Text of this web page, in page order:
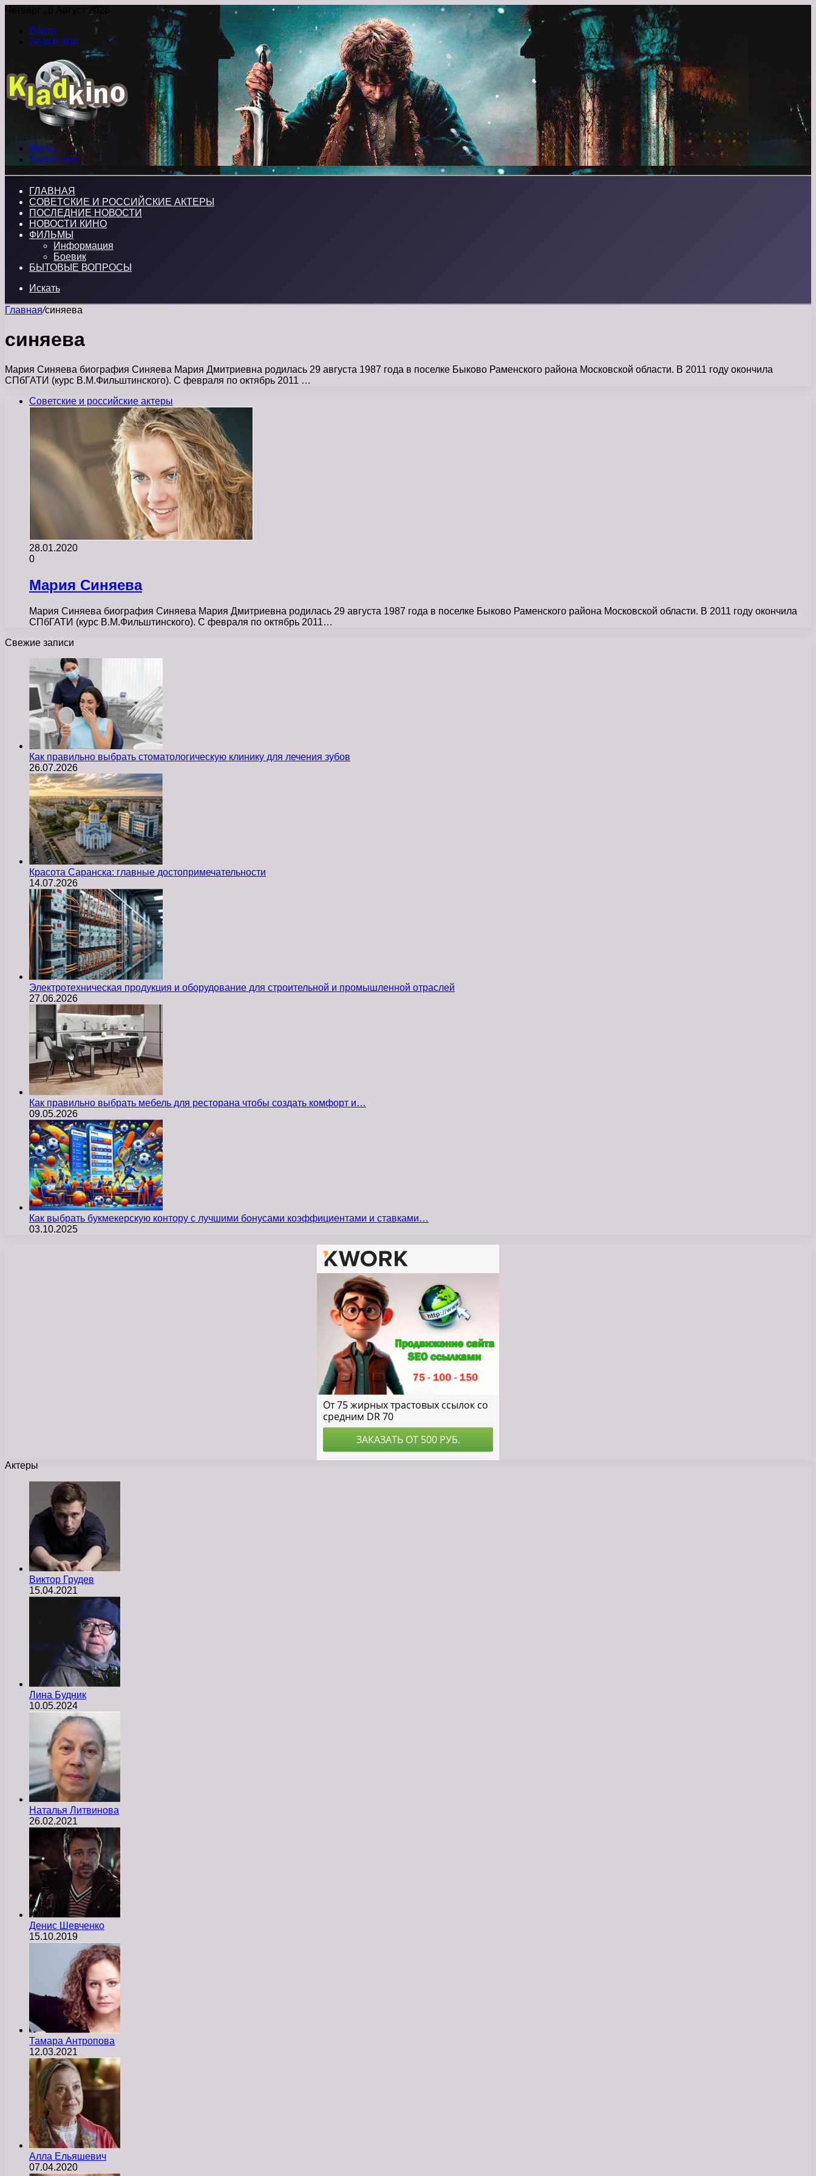
Четверг , 6 Август 2026
Войти
Switch skin
Меню
Switch skin
ГЛАВНАЯ
СОВЕТСКИЕ И РОССИЙСКИЕ АКТЕРЫ
ПОСЛЕДНИЕ НОВОСТИ
НОВОСТИ КИНО
ФИЛЬМЫ
Информация
Боевик
БЫТОВЫЕ ВОПРОСЫ
Искать
Главная/синяева
синяева
Мария Синяева биография Синяева Мария Дмитриевна родилась 29 августа 1987 года в поселке Быково Раменского района Московской области. В 2011 году окончила
СПбГАТИ (курс В.М.Фильштинского). С февраля по октябрь 2011 …
Советские и российские актеры
28.01.2020
0
Мария Синяева
Мария Синяева биография Синяева Мария Дмитриевна родилась 29 августа 1987 года в поселке Быково Раменского района Московской области. В 2011 году окончила
СПбГАТИ (курс В.М.Фильштинского). С февраля по октябрь 2011…
Свежие записи
Как правильно выбрать стоматологическую клинику для лечения зубов
26.07.2026
Красота Саранска: главные достопримечательности
14.07.2026
Электротехническая продукция и оборудование для строительной и промышленной отраслей
27.06.2026
Как правильно выбрать мебель для ресторана чтобы создать комфорт и…
09.05.2026
Как выбрать букмекерскую контору с лучшими бонусами коэффициентами и ставками…
03.10.2025
Актеры
Виктор Грудев
15.04.2021
Лина Будник
10.05.2024
Наталья Литвинова
26.02.2021
Денис Шевченко
15.10.2019
Тамара Антропова
12.03.2021
Алла Ельяшевич
07.04.2020